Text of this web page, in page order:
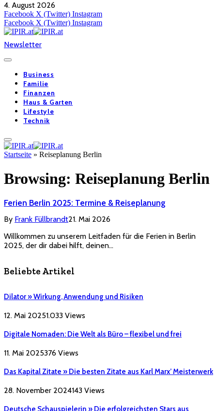
4. August 2026
Facebook X (Twitter) Instagram
Facebook X (Twitter) Instagram
Newsletter
Business
Familie
Finanzen
Haus & Garten
Lifestyle
Technik
Startseite » Reiseplanung Berlin
Browsing: Reiseplanung Berlin
Ferien Berlin 2025: Termine & Reiseplanung
By Frank Füllbrandt21. Mai 2026
Willkommen zu unserem Leitfaden für die Ferien in Berlin
2025, der dir dabei hilft, deinen…
Beliebte Artikel
Dilator » Wirkung, Anwendung und Risiken
12. Mai 20251.033 Views
Digitale Nomaden: Die Welt als Büro – flexibel und frei
11. Mai 2025376 Views
Das Kapital Zitate » Die besten Zitate aus Karl Marx’ Meisterwerk
28. November 2024143 Views
Deutsche Schauspielerin » Die erfolgreichsten Stars aus